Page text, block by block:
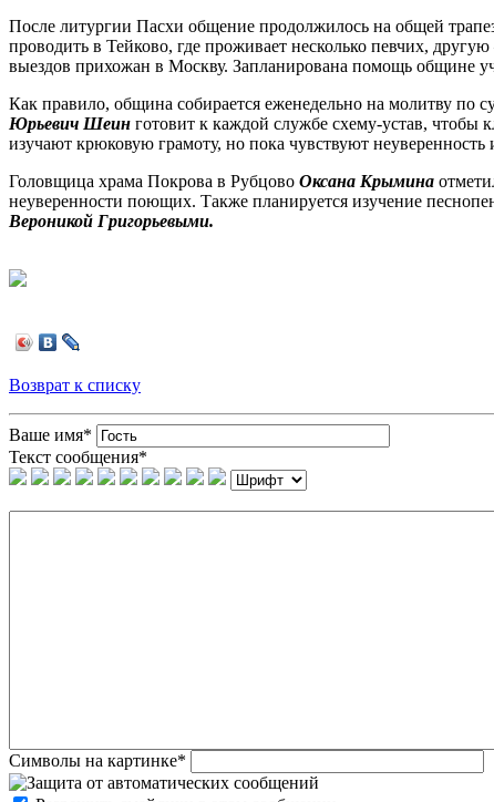
После литургии Пасхи общение продолжилось на общей
проводить в Тейково, где проживает несколько певчих,
выездов прихожан в Москву. Запланирована помощь общине
Как правило, община собирается еженедельно на молитву по
Юрьевич Шеин готовит к каждой службе схему-устав,
изучают крюковую грамоту, но пока чувствуют
Головщица храма Покрова в Рубцово Оксана Крымина
неуверенности поющих. Также планируется изучение
Вероникой Григорьевыми.
Возврат к списку
Ваше имя*
Текст сообщения*
Символы на картинке*